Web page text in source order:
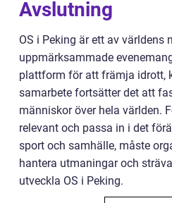
Avslutning
OS i Peking är ett av världens
uppmärksammade
plattform för att främja idrott,
samarbete fortsätter det att
människor över hela världen.
relevant och passa in i det
sport och samhälle, måste
hantera utmaningar och
utveckla OS i Peking.